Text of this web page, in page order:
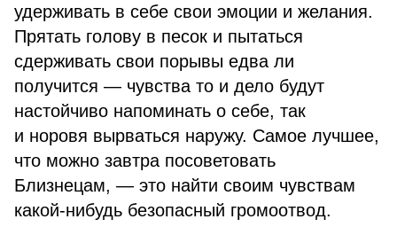
удерживать в себе свои эмоции и желания.
Прятать голову в песок и пытаться
сдерживать свои порывы едва ли
получится — чувства то и дело будут
настойчиво напоминать о себе, так
и норовя вырваться наружу. Самое лучшее,
что можно завтра посоветовать
Близнецам, — это найти своим чувствам
какой-нибудь безопасный громоотвод.